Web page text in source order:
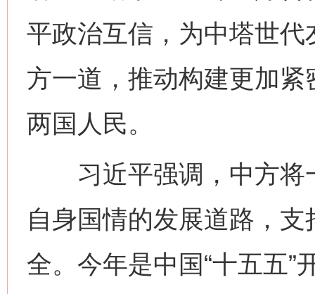
平政治互信，为中塔世
方一道，推动构建更加
两国人民。
习近平强调，中方将
自身国情的发展道路，
全。今年是中国“十五五”